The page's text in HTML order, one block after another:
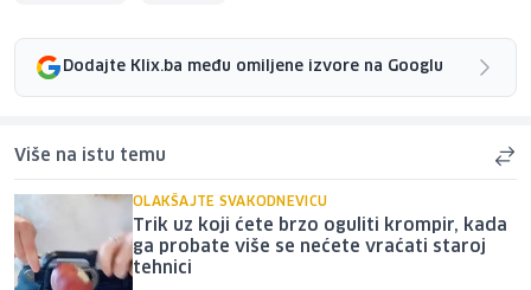
Dodajte Klix.ba među omiljene izvore na Googlu
Više na istu temu
OLAKŠAJTE SVAKODNEVICU
Trik uz koji ćete brzo oguliti krompir, kada
ga probate više se nećete vraćati staroj
tehnici